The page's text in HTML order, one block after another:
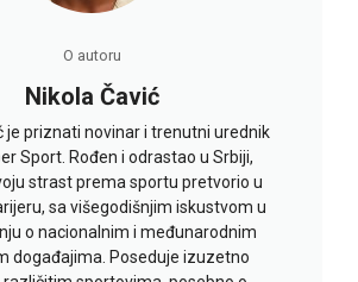
O autoru
Nikola Čavić
je priznati novinar i trenutni urednik
Sport. Rođen i odrastao u Srbiji,
strast prema sportu pretvorio u
sa višegodišnjim iskustvom u
o nacionalnim i međunarodnim
događajima. Poseduje izuzetno